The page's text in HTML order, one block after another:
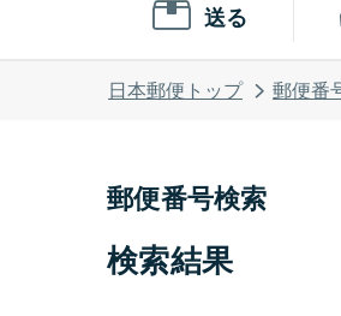
送る
日本郵便トップ 郵便番
郵便番号検索
検索結果